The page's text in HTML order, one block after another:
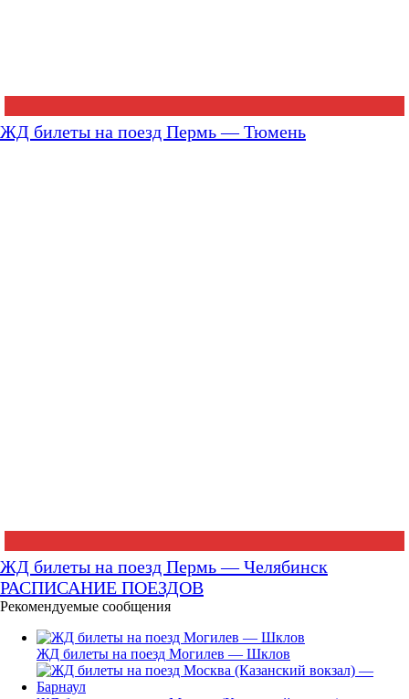
ЖД билеты на поезд Пермь — Тюмень
ЖД билеты на поезд Пермь — Челябинск
РАСПИСАНИЕ ПОЕЗДОВ
Рекомендуемые сообщения
ЖД билеты на поезд Могилев — Шклов